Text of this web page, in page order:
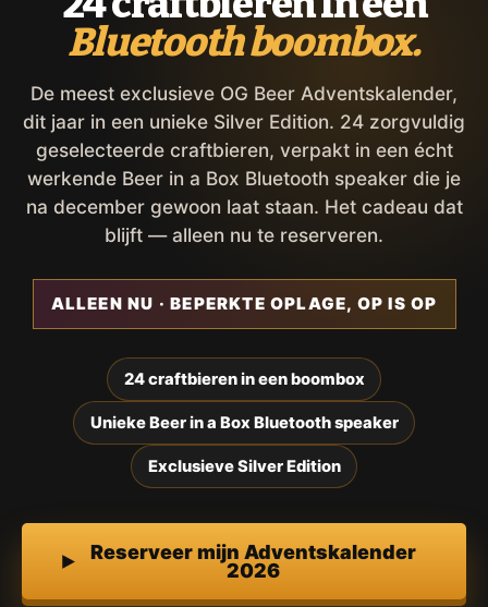
Bluetooth boombox.
De meest exclusieve OG Beer Adventskalender,
dit jaar in een unieke Silver Edition. 24 zorgvuldig
geselecteerde craftbieren, verpakt in een écht
werkende Beer in a Box Bluetooth speaker die je
na december gewoon laat staan. Het cadeau dat
blijft — alleen nu te reserveren.
ALLEEN NU · BEPERKTE OPLAGE, OP IS OP
24 craftbieren in een boombox
Unieke Beer in a Box Bluetooth speaker
Exclusieve Silver Edition
Reserveer mijn Adventskalender
2026